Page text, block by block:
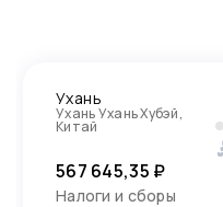
Ухань
Ухань Ухань Хубэй,
Китай
567 645,35 ₽
Налоги и сборы